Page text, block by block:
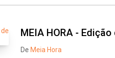
MEIA HORA -
De Meia Hora